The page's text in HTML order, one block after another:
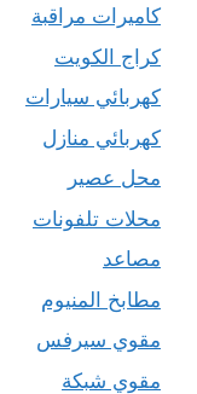
كاميرات مراقبة
كراج الكويت
كهربائي سيارات
كهربائي منازل
محل عصير
محلات تلفونات
مصاعد
مطابخ المنيوم
مقوي سيرفس
مقوي شبكة